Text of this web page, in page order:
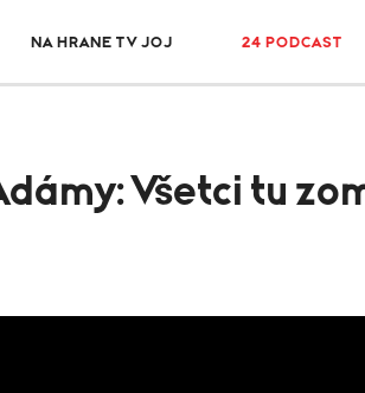
NA HRANE TV JOJ 24 PODCAST
Všetci tu